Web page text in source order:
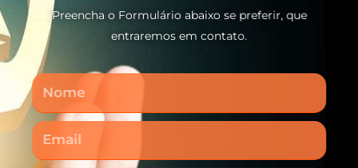
Preencha o Formulário abaixo se preferir, que
entraremos em contato.
Nome
Email